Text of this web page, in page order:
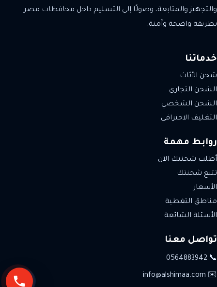
والتجهيز والمتابعة، وصولًا إلى التسليم داخل محافظات مصر
بطريقة واضحة وآمنة.
خدماتنا
شحن الأثاث
الشحن التجاري
الشحن الشخصي
التغليف الاحترافي
روابط مهمة
أطلب شحنتك الآن
تتبع شحنتك
الأسعار
مناطق التغطية
الأسئلة الشائعة
تواصل معنا
📞 0564883942
✉️ info@alshimaa.com